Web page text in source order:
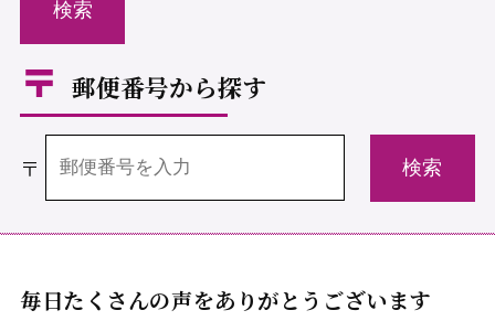
郵便番号から探す
〒
毎日たくさんの声をありがとうございます